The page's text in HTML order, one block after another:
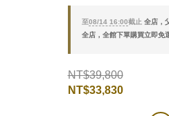
至08/14 16:00截止 全店，
全店，全館下單購買立即免
NT$39,800
NT$33,830